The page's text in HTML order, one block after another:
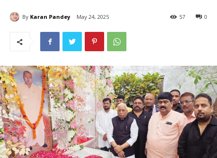
By Karan Pandey May 24, 2025 0
57